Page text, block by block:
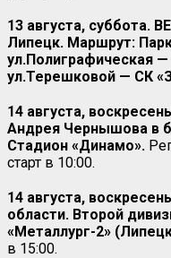
13 августа, суббота.
Липецк. Маршрут:
ул.Полиграфическая
ул.Терешковой — СК
14 августа,
Андрея Чернышова в
Стадион «Динамо».
старт в 10:00.
14 августа,
области. Второй
«Металлург-2»
в 15:00.